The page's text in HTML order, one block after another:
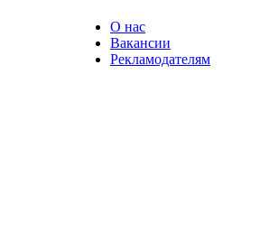
О нас
Вакансии
Рекламодателям